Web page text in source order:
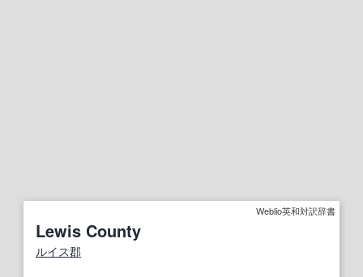
Weblio英和対訳辞書
Lewis County
ルイス郡